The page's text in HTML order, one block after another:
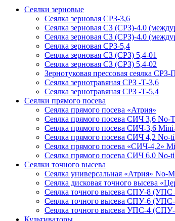
Сеялки зерновые
Сеялка зерновая СРЗ-3,6
Сеялка зерновая СЗ (СРЗ)-4.0
Сеялка зерновая СЗ (СРЗ)-4.0
Сеялка зерновая СРЗ-5,4
Сеялка зерновая СЗ (СРЗ) 5,4-01
Сеялка зерновая СЗ (СРЗ) 5,4-02
Зернотуковая прессовая сеялка СРЗ-
Сеялка зернотравяная СРЗ -Т-3,6
Сеялка зернотравяная СРЗ -Т-5,4
Сеялки прямого посева
Сеялка прямого посева «Атрия»
Сеялка прямого посева СИЧ 3,6 No-
Сеялка прямого посева СИЧ-3,6
Сеялка прямого посева СИЧ 4,2 No-
Сеялка прямого посева «СИЧ-4,2»
Сеялка прямого посева СИЧ 6.0 No-
Сеялки точного высева
Сеялка универсальная «Атрия» No-
Сеялка дисковая точного высева
Сеялка точного высева СПУ-8 (УПС
Сеялка точного высева СПУ-6
Сеялка точного высева УПС-4
Культиваторы